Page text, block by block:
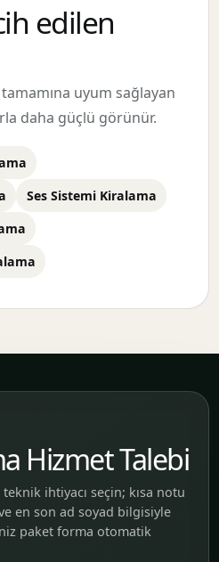
edilen
uyum sağlayan
daha güçlü görünür.
Ses Sistemi Kiralama
Hizmet Talebi
ihtiyacı seçin; kısa notu
en son ad soyad bilgisiyle
paket forma otomatik